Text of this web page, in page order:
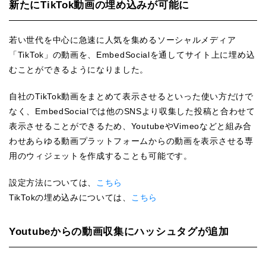
新たにTikTok動画の埋め込みが可能に
若い世代を中心に急速に人気を集めるソーシャルメディア
「TikTok」の動画を、EmbedSocialを通してサイト上に埋め込
むことができるようになりました。
自社のTikTok動画をまとめて表示させるといった使い方だけで
なく、EmbedSocialでは他のSNSより収集した投稿と合わせて
表示させることができるため、YoutubeやVimeoなどと組み合
わせあらゆる動画プラットフォームからの動画を表示させる専
用のウィジェットを作成することも可能です。
設定方法については、
こちら
TikTokの埋め込みについては、
こちら
Youtubeからの動画収集にハッシュタグが追加